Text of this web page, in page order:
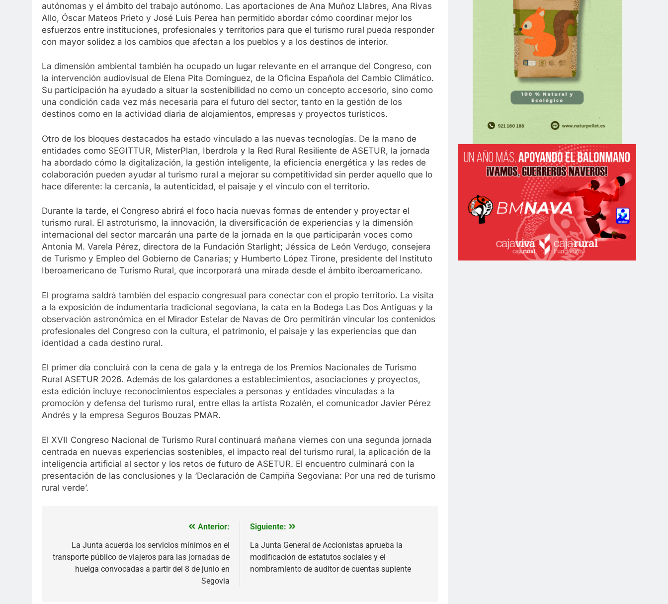
autónomas y el ámbito del trabajo autónomo. Las aportaciones de Ana Muñoz Llabres, Ana Rivas
Allo, Óscar Mateos Prieto y José Luis Perea han permitido abordar cómo coordinar mejor los
esfuerzos entre instituciones, profesionales y territorios para que el turismo rural pueda responder
con mayor solidez a los cambios que afectan a los pueblos y a los destinos de interior.
La dimensión ambiental también ha ocupado un lugar relevante en el arranque del Congreso, con
la intervención audiovisual de Elena Pita Domínguez, de la Oficina Española del Cambio Climático.
Su participación ha ayudado a situar la sostenibilidad no como un concepto accesorio, sino como
una condición cada vez más necesaria para el futuro del sector, tanto en la gestión de los
destinos como en la actividad diaria de alojamientos, empresas y proyectos turísticos.
Otro de los bloques destacados ha estado vinculado a las nuevas tecnologías. De la mano de
entidades como SEGITTUR, MisterPlan, Iberdrola y la Red Rural Resiliente de ASETUR, la jornada
ha abordado cómo la digitalización, la gestión inteligente, la eficiencia energética y las redes de
colaboración pueden ayudar al turismo rural a mejorar su competitividad sin perder aquello que lo
hace diferente: la cercanía, la autenticidad, el paisaje y el vínculo con el territorio.
Durante la tarde, el Congreso abrirá el foco hacia nuevas formas de entender y proyectar el
turismo rural. El astroturismo, la innovación, la diversificación de experiencias y la dimensión
internacional del sector marcarán una parte de la jornada en la que participarán voces como
Antonia M. Varela Pérez, directora de la Fundación Starlight; Jéssica de León Verdugo, consejera
de Turismo y Empleo del Gobierno de Canarias; y Humberto López Tirone, presidente del Instituto
Iberoamericano de Turismo Rural, que incorporará una mirada desde el ámbito iberoamericano.
El programa saldrá también del espacio congresual para conectar con el propio territorio. La visita
a la exposición de indumentaria tradicional segoviana, la cata en la Bodega Las Dos Antiguas y la
observación astronómica en el Mirador Estelar de Navas de Oro permitirán vincular los contenidos
profesionales del Congreso con la cultura, el patrimonio, el paisaje y las experiencias que dan
identidad a cada destino rural.
El primer día concluirá con la cena de gala y la entrega de los Premios Nacionales de Turismo
Rural ASETUR 2026. Además de los galardones a establecimientos, asociaciones y proyectos,
esta edición incluye reconocimientos especiales a personas y entidades vinculadas a la
promoción y defensa del turismo rural, entre ellas la artista Rozalén, el comunicador Javier Pérez
Andrés y la empresa Seguros Bouzas PMAR.
El XVII Congreso Nacional de Turismo Rural continuará mañana viernes con una segunda jornada
centrada en nuevas experiencias sostenibles, el impacto real del turismo rural, la aplicación de la
inteligencia artificial al sector y los retos de futuro de ASETUR. El encuentro culminará con la
presentación de las conclusiones y la ‘Declaración de Campiña Segoviana: Por una red de turismo
rural verde’.
entradas
Anterior:
La Junta acuerda los servicios mínimos en el
transporte público de viajeros para las jornadas de
huelga convocadas a partir del 8 de junio en
Segovia
Siguiente:
La Junta General de Accionistas aprueba la
modificación de estatutos sociales y el
nombramiento de auditor de cuentas suplente